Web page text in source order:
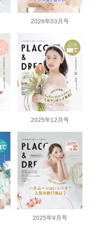
2026年03月号
2025年12月号
2025年9月号